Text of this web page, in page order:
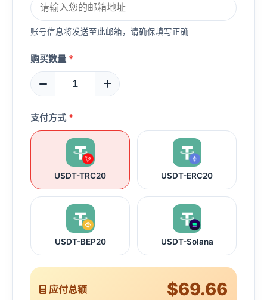
账号信息将发送至此邮箱，请确保填写正确
购买数量 *
支付方式 *
USDT-TRC20 USDT-ERC20
USDT-BEP20 USDT-Solana
应付总额 $69.66